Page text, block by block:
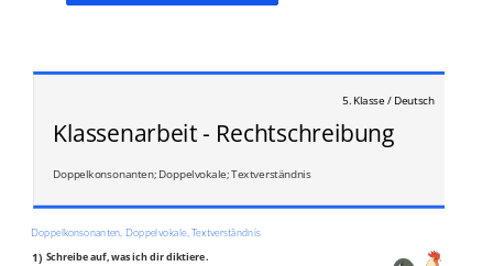
5. Klasse / Deutsch
Klassenarbeit - Rechtschreibung
Doppelkonsonanten; Doppelvokale; Textverständnis
Doppelkonsonanten, Doppelvokale, Textverständnis
1) Schreibe auf, was ich dir diktiere.